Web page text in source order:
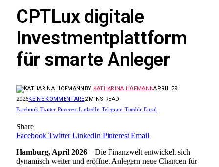
CPTLux digitale
Investmentplattform
für smarte Anleger
BY KATHARINA HOFMANNAPRIL 29,
2026KEINE KOMMENTARE2 MINS READ
Facebook Twitter Pinterest LinkedIn Telegram Tumblr Email
Share
Facebook Twitter LinkedIn Pinterest Email
Hamburg, April 2026 – Die Finanzwelt entwickelt sich
dynamisch weiter und eröffnet Anlegern neue Chancen für